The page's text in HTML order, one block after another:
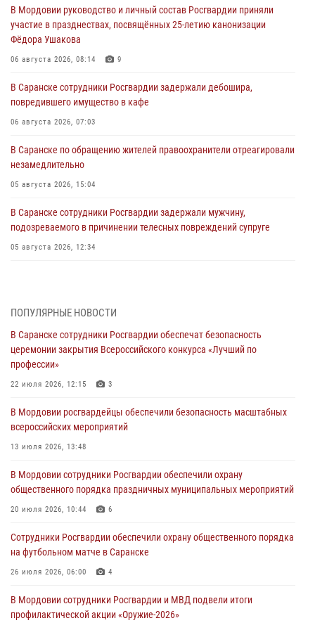
В Мордовии руководство и личный состав Росгвардии приняли
участие в празднествах, посвящённых 25-летию канонизации
Фёдора Ушакова
06 августа 2026, 08:14 9
В Саранске сотрудники Росгвардии задержали дебошира,
повредившего имущество в кафе
06 августа 2026, 07:03
В Саранске по обращению жителей правоохранители отреагировали
незамедлительно
05 августа 2026, 15:04
В Саранске сотрудники Росгвардии задержали мужчину,
подозреваемого в причинении телесных повреждений супруге
05 августа 2026, 12:34
05 августа 2026, 09:04 4
Помощь из Мордовии защитникам Отечества: центр лицензионно-
разрешительной работы передал очередную партию вооружения в
зону СВО
04 августа 2026, 11:13
Сотрудники Росгвардии Мордовии стали призерами
республиканских соревнований по служебному шестиборью
04 августа 2026, 08:27
В Саранске росгвардейцы пресекли нарушение правопорядка:
«отдых» на лавочке закончился в отделе полиции
04 августа 2026, 07:06
В Саранске сотрудники Росгвардии задержали гражданина за
нанесение побоев
03 августа 2026, 08:58
ПОПУЛЯРНЫЕ НОВОСТИ
В Саранске сотрудники Росгвардии обеспечат безопасность
церемонии закрытия Всероссийского конкурса «Лучший по
профессии»
22 июля 2026, 12:15 3
В Мордовии росгвардейцы обеспечили безопасность масштабных
всероссийских мероприятий
13 июля 2026, 13:48
В Мордовии сотрудники Росгвардии обеспечили охрану
общественного порядка праздничных муниципальных мероприятий
20 июля 2026, 10:44 6
Сотрудники Росгвардии обеспечили охрану общественного порядка
на футбольном матче в Саранске
26 июля 2026, 06:00 4
В Мордовии сотрудники Росгвардии и МВД подвели итоги
профилактической акции «Оружие‑2026»